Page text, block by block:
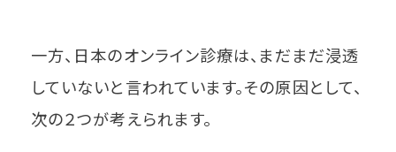
一方、日本のオンライン診療は、まだまだ浸透
していないと言われています。その原因として、
次の２つが考えられます。